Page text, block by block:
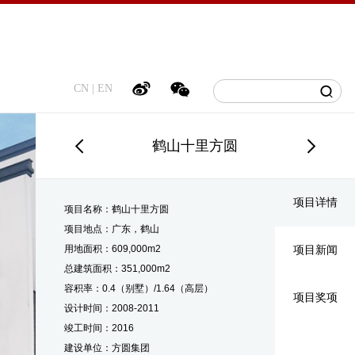
CN EN
鹤山十里方圆
项目名称：鹤山十里方圆
项目地点：广东，鹤山
用地面积：609,000m2
总建筑面积：351,000m2
容积率：0.4（别墅）/1.64（高层）
设计时间：2008-2011
竣工时间：2016
建设单位：方圆集团
项目详情
项目新闻
项目奖项